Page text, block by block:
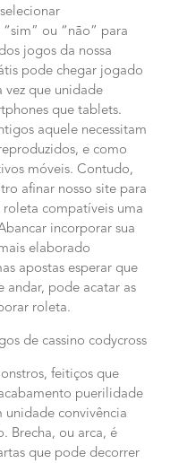
ou “não” para
jogos da nossa
pode chegar jogado
vez que unidade
que tablets.
aquele necessitam
e como
móveis. Contudo,
afinar nosso site para
roleta compatíveis uma
incorporar sua
elaborado
apostas esperar que
andar, pode acatar as
roleta.
feitiços que
puerilidade
unidade convivência
Brecha, ou arca, é
que pode decorrer